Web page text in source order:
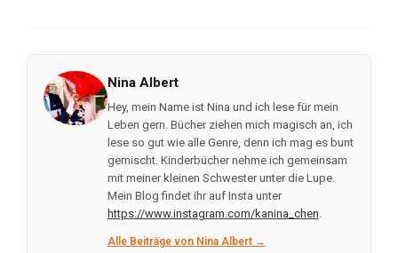
Nina Albert
Hey, mein Name ist Nina und ich lese für mein
Leben gern. Bücher ziehen mich magisch an, ich
lese so gut wie alle Genre, denn ich mag es bunt
gemischt. Kinderbücher nehme ich gemeinsam
mit meiner kleinen Schwester unter die Lupe.
Mein Blog findet ihr auf Insta unter
https://www.instagram.com/kanina_chen
Alle Beiträge von Nina Albert →